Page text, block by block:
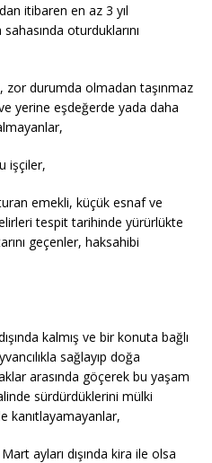
itibaren en az 3 yıl
oturduklarını
durumda olmadan taşınmaz
yerine eşdeğerde yada daha
işçiler,
emekli, küçük esnaf ve
tespit tarihinde yürürlükte
geçenler, haksahibi
kalmış ve bir konuta bağlı
sağlayıp doğa
arasında göçerek bu yaşam
sürdürdüklerini mülki
kanıtlayamayanlar,
ayları dışında kira ile olsa